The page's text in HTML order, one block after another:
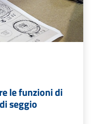
le funzioni di
seggio